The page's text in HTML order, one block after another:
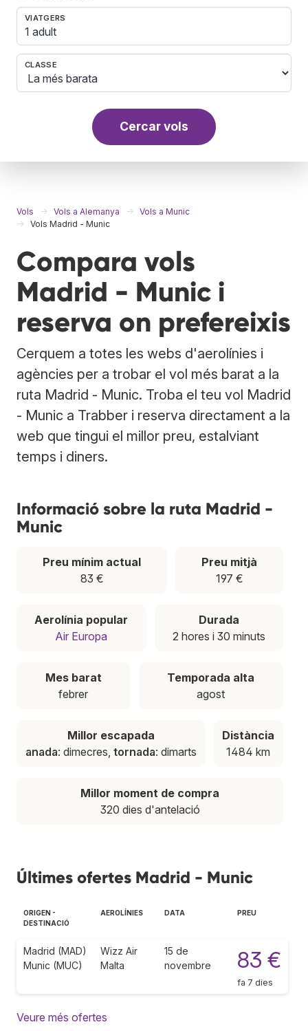
VIATGERS
1 adult
CLASSE
Cercar vols
Vols Vols a Alemanya
Vols a Munic
Vols Madrid - Munic
Compara vols
Madrid - Munic i
reserva on prefereixis
Cerquem a totes les webs d'aerolínies i
agències per a trobar el vol més barat a la
ruta Madrid - Munic. Troba el teu vol Madrid
- Munic a Trabber i reserva directament a la
web que tingui el millor preu, estalviant
temps i diners.
Informació sobre la ruta Madrid -
Munic
Preu mínim actual
83 €
Preu mitjà
197 €
Aerolínia popular
Air Europa
Durada
2 hores i 30 minuts
Mes barat
febrer
Temporada alta
agost
Millor escapada
anada: dimecres, tornada: dimarts
Distància
1484 km
Millor moment de compra
320 dies d'antelació
Últimes ofertes Madrid - Munic
ORIGEN -
DESTINACIÓ
AEROLÍNIES DATA PREU
Madrid (MAD)
Munic (MUC)
Wizz Air
Malta
15 de
novembre
83 €
fa 7 dies
Veure més ofertes